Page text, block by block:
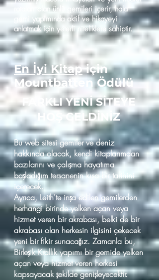
rotaları olan ünlü gemileri içerir, hala
gemi yapımında aktif ve hikayeyi
anlatmak için yeterli niteliklere sahiptir.
En İyi Kitapiçin
Mountbatten Ödülü
FARKLI YENİ SİTEYE
HOŞ GELDİNİZ
Bu web sitesi gemiler ve deniz
hakkında olacak, kendi kitaplarımdan
bazılarını ve çalışma hayatıma
başladığım tersanenin kısa bir tarihini
içerecek.
Ayrıca, Leith'te inşa edilen gemilerden
herhangi birinde yelken açan veya
hizmet veren bir akrabası, belki de bir
akrabası olan herkesin ilgisini çekecek
yeni bir fikir sunacağız. Zamanla bu,
Birleşik Krallık yapımı bir gemide yelken
açan veya hizmet veren herkesi
kapsayacak şekilde genişleyecektir.